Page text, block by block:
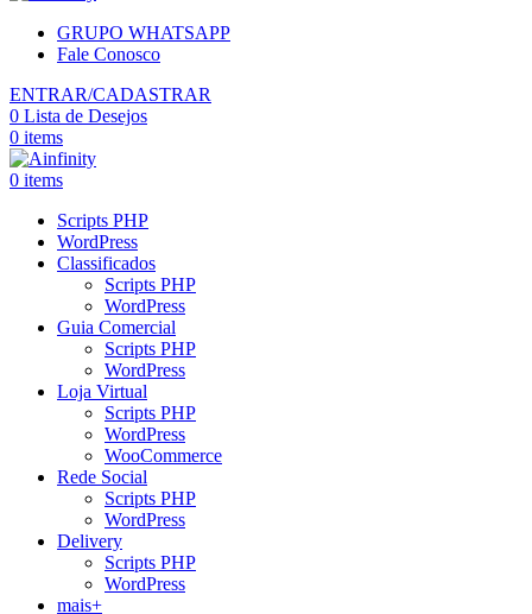
GRUPO WHATSAPP
Fale Conosco
ENTRAR/CADASTRAR
0 Lista de Desejos
0 items
0 items
Scripts PHP
WordPress
Classificados
Scripts PHP
WordPress
Guia Comercial
Scripts PHP
WordPress
Loja Virtual
Scripts PHP
WordPress
WooCommerce
Rede Social
Scripts PHP
WordPress
Delivery
Scripts PHP
WordPress
mais+